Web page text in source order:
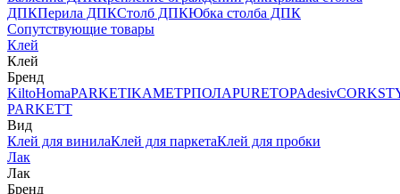
ДПКПерила ДПКСтолб ДПКЮбка столба ДПК
Сопутствующие товары
Клей
Клей
Бренд
KiltoHomaPARKETIKAМЕТРПОЛАPURETOPAdesiv
PARKETT
Вид
Клей для винилаКлей для паркетаКлей для пробки
Лак
Лак
Бренд